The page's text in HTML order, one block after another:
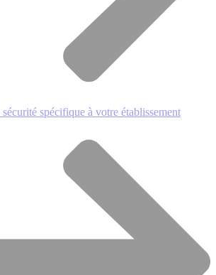
spécifique à votre établissement